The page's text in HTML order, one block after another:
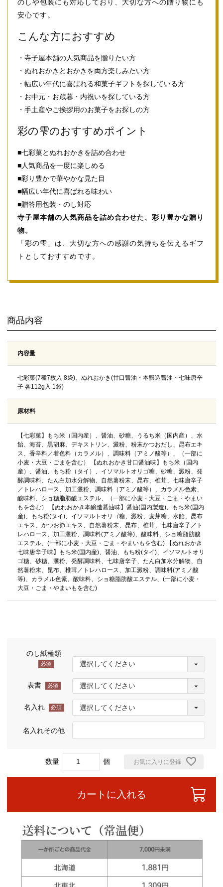
のしや包装にも対応しており、大切な方への贈り物にも
安心です。
こんな方におすすめ
・寺子屋本舗の人気商品を贈りたい方
・ぬれおかきとおかきを両方楽しみたい方
・幅広い年代に喜ばれる和菓子ギフトを探している方
・お中元・お歳暮・内祝いを探している方
・手土産やご挨拶用のお菓子をお探しの方
彩の雫のおすすめポイント
■七彩菓とぬれおかきを詰め合わせ
■人気商品を一度に楽しめる
■彩り豊かで華やかな見た目
■幅広い年代に喜ばれる味わい
■贈答用包装・のし対応
寺子屋本舗の人気商品を詰め合わせた、彩り豊かな贈り
物。
「彩の雫」は、大切な方への感謝の気持ちを伝えるギフ
トとしておすすめです。
商品内容
内容量
七彩菓(7種7枚入 8袋)、ぬれおかき(甘口醤油・本醸造醤油・七味唐辛
子 各112g入 1袋)
原材料
【七彩菓】もち米（国内産）、醤油、砂糖、うるち米（国内産）、水
飴、海苔、黒胡麻、デキストリン、澱粉、粉末かつおだし、昆布エキ
ス、香辛料／着色料（カラメル）、調味料（アミノ酸等）、（一部に
小麦・大豆・ごまを含む） 【ぬれおかき甘口醤油味】もち米（国内
産）、醤油、もち粉（タイ）、イソマルトオリゴ糖、砂糖、澱粉、発
酵調味料、たん白加水分解物、自然薯粉末、昆布、椎茸、七味唐辛子
／トレハロース、加工澱粉、調味料（アミノ酸等）、カラメル色素、
酸味料、ショ糖脂肪酸エステル、（一部に小麦・大豆・ごま・やまい
もを含む） 【ぬれおかき本醸造醤油味】醤油(国内製造)、もち米(国内
産)、もち粉(タイ)、イソマルトオリゴ糖、澱粉、麦芽糖、水飴、昆布
エキス、かつお節エキス、自然薯粉末、昆布、椎茸、七味唐辛子／ト
レハロース、加工澱粉、調味料(アミノ酸等)、酸味料、ショ糖脂肪酸
エステル、(一部に小麦・大豆・ごま・やまいもを含む) 【ぬれおかき
七味唐辛子味】もち米(国内産)、醤油、もち粉(タイ)、イソマルトオリ
ゴ糖、砂糖、澱粉、発酵調味料、七味唐辛子、たん白加水分解物、自
然薯粉末、昆布、椎茸／トレハロース、加工澱粉、調味料(アミノ酸
等)、カラメル色素、酸味料、ショ糖脂肪酸エステル、(一部に小麦・
大豆・ごま・やまいもを含む)
のし紙種類
須)
表書
須)
名入れ
須)
名入れその他
お気に入りに登録
カートに入れる